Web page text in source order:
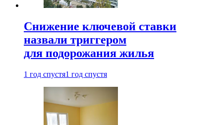
Снижение ключевой ставки
назвали триггером
для подорожания жилья
1 год спустя1 год спустя